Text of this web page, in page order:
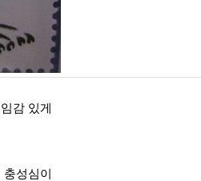
감 있게
성심이